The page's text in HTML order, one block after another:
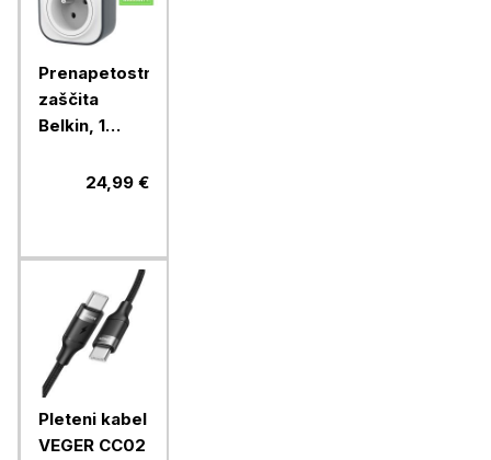
Prenapetostna
zaščita
Belkin, 1
2,4A USB24,99 €
Pleteni kabel
VEGER CC02